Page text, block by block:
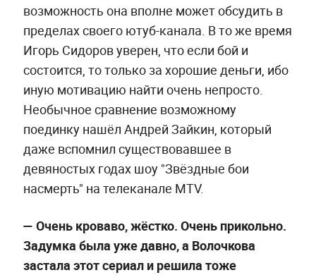
возможность она вполне может обсудить в
пределах своего ютуб-канала. В то же время
Игорь Сидоров уверен, что если бой и
состоится, то только за хорошие деньги, ибо
иную мотивацию найти очень непросто.
Необычное сравнение возможному
поединку нашёл Андрей Зайкин, который
даже вспомнил существовавшее в
девяностых годах шоу "Звёздные бои
насмерть" на телеканале MTV.
— Очень кроваво, жёстко. Очень прикольно.
Задумка была уже давно, а Волочкова
застала этот сериал и решила тоже